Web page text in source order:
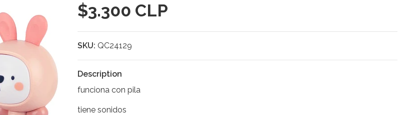
$3.300 CLP
SKU: QC24129
Description
funciona con pila
tiene sonidos